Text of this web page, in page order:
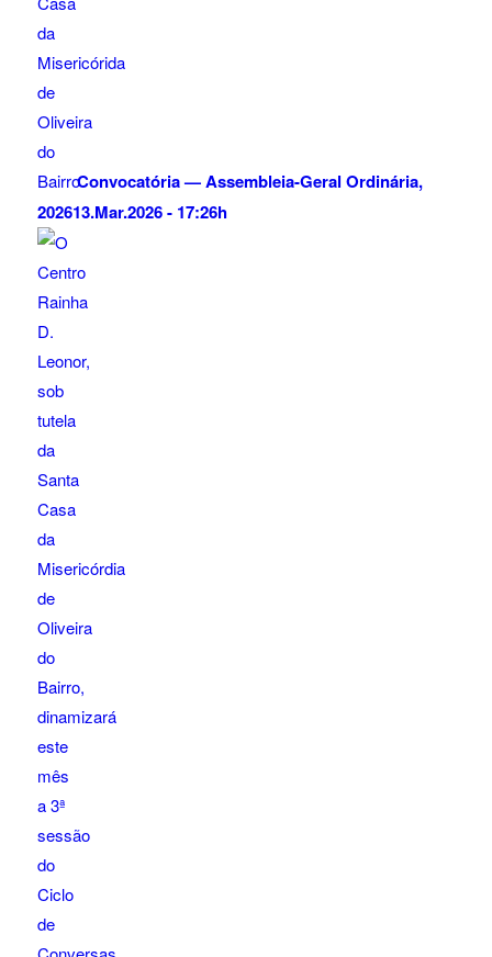
Convocatória — Assembleia-Geral Ordinária,
202613.Mar.2026 - 17:26h